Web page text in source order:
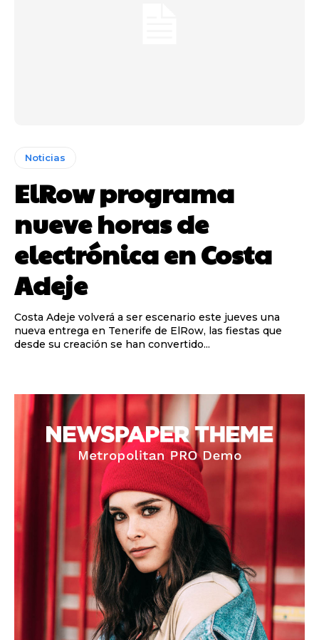
Noticias
ElRow programa
nueve horas de
electrónica en Costa
Adeje
Costa Adeje volverá a ser escenario este jueves una
nueva entrega en Tenerife de ElRow, las fiestas que
desde su creación se han convertido...